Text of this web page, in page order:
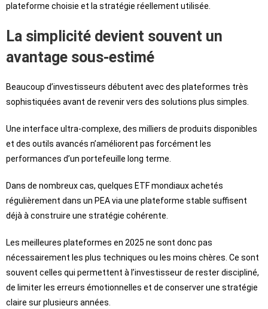
plateforme choisie et la stratégie réellement utilisée.
La simplicité devient souvent un
avantage sous-estimé
Beaucoup d’investisseurs débutent avec des plateformes très
sophistiquées avant de revenir vers des solutions plus simples.
Une interface ultra-complexe, des milliers de produits disponibles
et des outils avancés n’améliorent pas forcément les
performances d’un portefeuille long terme.
Dans de nombreux cas, quelques ETF mondiaux achetés
régulièrement dans un PEA via une plateforme stable suffisent
déjà à construire une stratégie cohérente.
Les meilleures plateformes en 2025 ne sont donc pas
nécessairement les plus techniques ou les moins chères. Ce sont
souvent celles qui permettent à l’investisseur de rester discipliné,
de limiter les erreurs émotionnelles et de conserver une stratégie
claire sur plusieurs années.